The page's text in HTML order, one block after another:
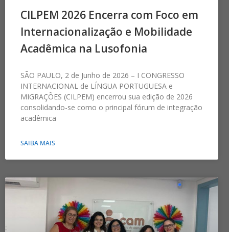
CILPEM 2026 Encerra com Foco em
Internacionalização e Mobilidade
Acadêmica na Lusofonia
SÃO PAULO, 2 de Junho de 2026 – I CONGRESSO
INTERNACIONAL de LÍNGUA PORTUGUESA e
MIGRAÇÕES (CILPEM) encerrou sua edição de 2026
consolidando-se como o principal fórum de integração
acadêmica
SAIBA MAIS